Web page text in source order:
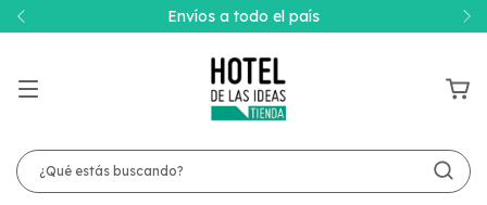
Envíos a todo el país